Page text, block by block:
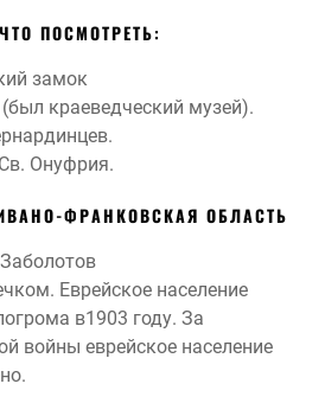
ЧТО ПОСМОТРЕТЬ:
замок
(был краеведческий музей).
Онуфрия.
ФРАНКОВСКАЯ ОБЛАСТЬ
Еврейское население
в1903 году. За
войны еврейское население